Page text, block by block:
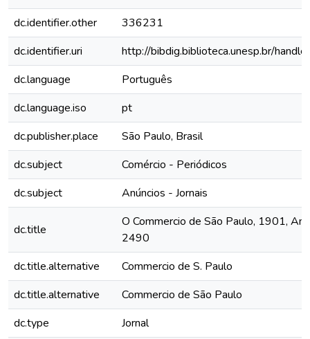
dc.identifier.other
336231
dc.identifier.uri
http://bibdig.biblioteca.unesp.br/
dc.language
Português
dc.language.iso
pt
dc.publisher.place
São Paulo, Brasil
dc.subject
Comércio - Periódicos
dc.subject
Anúncios - Jornais
dc.title
O Commercio de São Paulo, 1901,
2490
dc.title.alternative
Commercio de S. Paulo
dc.title.alternative
Commercio de São Paulo
dc.type
Jornal